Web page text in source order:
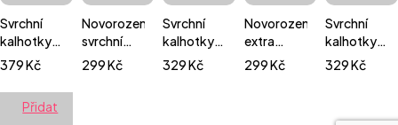
Svrchní
kalhotky
XL suchý
Veselé
žabky
379Kč
Novorozenecké
svrchní
kalhotky
suchý zip -
299Kč
Svrchní
kalhotky
patentky -
Chameleoni
329Kč
Novorozenecké
extra
jemné
svrchní
299Kč
Svrchní
kalhotky
suchý zip -
Veselé
329Kč
Přidat